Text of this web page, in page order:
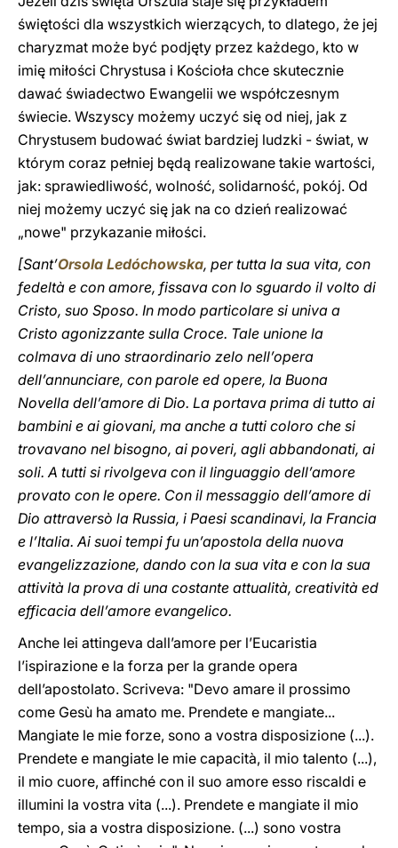
świętości dla wszystkich wierzących, to dlatego, że jej
charyzmat może być podjęty przez każdego, kto w
imię miłości Chrystusa i Kościoła chce skutecznie
dawać świadectwo Ewangelii we współczesnym
świecie. Wszyscy możemy uczyć się od niej, jak z
Chrystusem budować świat bardziej ludzki - świat, w
którym coraz pełniej będą realizowane takie wartości,
jak: sprawiedliwość, wolność, solidarność, pokój. Od
niej możemy uczyć się jak na co dzień realizować
„nowe" przykazanie miłości.
[Sant’Orsola Ledóchowska, per tutta la sua vita, con
fedeltà e con amore, fissava con lo sguardo il volto di
Cristo, suo Sposo. In modo particolare si univa a
Cristo agonizzante sulla Croce. Tale unione la
colmava di uno straordinario zelo nell’opera
dell’annunciare, con parole ed opere, la Buona
Novella dell’amore di Dio. La portava prima di tutto ai
bambini e ai giovani, ma anche a tutti coloro che si
trovavano nel bisogno, ai poveri, agli abbandonati, ai
soli. A tutti si rivolgeva con il linguaggio dell’amore
provato con le opere. Con il messaggio dell’amore di
Dio attraversò la Russia, i Paesi scandinavi, la Francia
e l’Italia. Ai suoi tempi fu un’apostola della nuova
evangelizzazione, dando con la sua vita e con la sua
attività la prova di una costante attualità, creatività ed
efficacia dell’amore evangelico.
Anche lei attingeva dall’amore per l’Eucaristia
l’ispirazione e la forza per la grande opera
dell’apostolato. Scriveva: "Devo amare il prossimo
come Gesù ha amato me. Prendete e mangiate...
Mangiate le mie forze, sono a vostra disposizione (...).
Prendete e mangiate le mie capacità, il mio talento (...),
il mio cuore, affinché con il suo amore esso riscaldi e
illumini la vostra vita (...). Prendete e mangiate il mio
tempo, sia a vostra disposizione. (...) sono vostra